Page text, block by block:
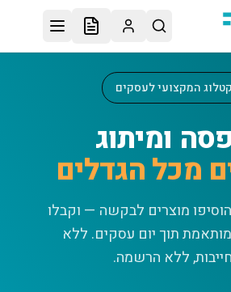
המקצועי לעסקים
ומיתוג
מכל הגדלים
מוצרים לבקשה — וקבלו
תוך יום עסקים. ללא
ללא הרשמה.